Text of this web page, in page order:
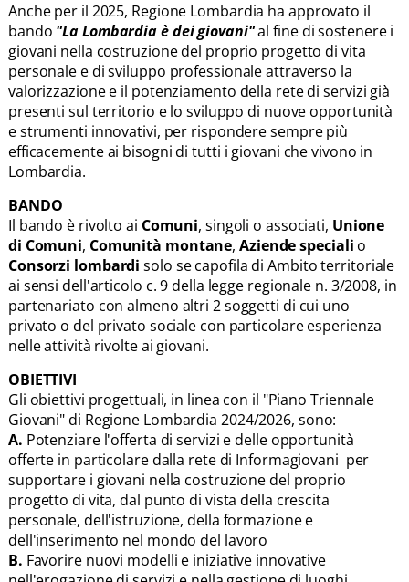
Anche per il 2025, Regione Lombardia ha approvato il
bando "La Lombardia è dei giovani"al fine di sostenere i
giovani nella costruzione del proprio progetto di vita
personale e di sviluppo professionale attraverso la
valorizzazione e il potenziamento della rete di servizi già
presenti sul territorio e lo sviluppo di nuove opportunità
e strumenti innovativi, per rispondere sempre più
efficacemente ai bisogni di tutti i giovani che vivono in
Lombardia.
BANDO
Il bando è rivolto ai Comuni, singoli o associati, Unione
di Comuni, Comunità montane,Aziende speciali o
Consorzi lombardi solo se capofila di Ambito territoriale
ai sensi dell'articolo c. 9 della legge regionale n. 3/2008, in
partenariato con almeno altri 2 soggetti di cui uno
privato o del privato sociale con particolare esperienza
nelle attività rivolte ai giovani.
OBIETTIVI
Gli obiettivi progettuali, in linea con il "Piano Triennale
Giovani" di Regione Lombardia 2024/2026, sono:
A. Potenziare l'offerta di servizi e delle opportunità
offerte in particolare dalla rete di Informagiovani per
supportare i giovani nella costruzione del proprio
progetto di vita, dal punto di vista della crescita
personale, dell'istruzione, della formazione e
dell'inserimento nel mondo del lavoro
B. Favorire nuovi modelli e iniziative innovative